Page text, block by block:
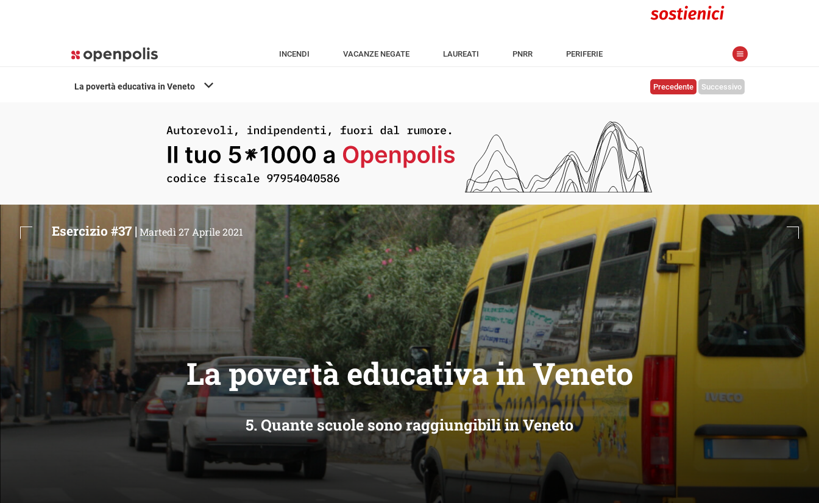
INCENDI VACANZE NEGATE LAUREATI PNRR PERIFERIE
Precedente Successivo
La povertà educativa in Veneto
La povertà educativa in Veneto
5. Quante scuole sono raggiungibili in Veneto
Esercizio #37 |Martedì 27 Aprile 2021